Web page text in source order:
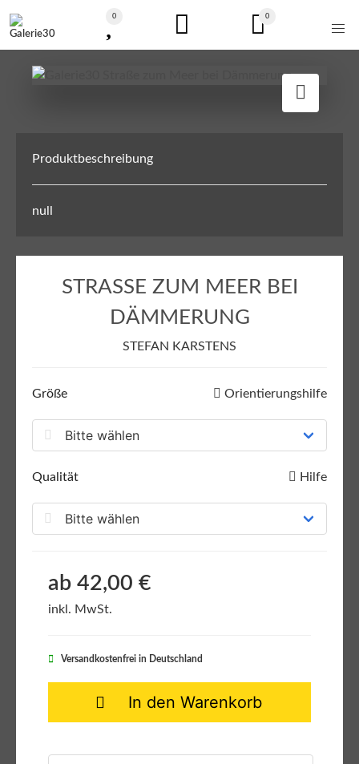
0 0
Produktbeschreibung
null
STRASSE ZUM MEER BEI D
ÄMMERUNG
STEFAN KARSTENS
Größe Orientierungshilfe
Qualität Hilfe
ab 42,00 €
inkl. MwSt.
Versandkostenfrei in Deutschland
In den Warenkorb